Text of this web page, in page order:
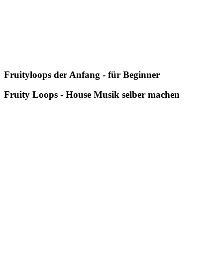
Fruityloops der Anfang - für Beginner
Fruity Loops - House Musik selber machen